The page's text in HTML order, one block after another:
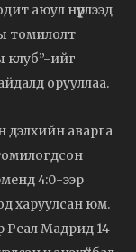
аюул нүүрлээд
томилолт
клуб”-ийг
орууллаа.
дэлхийн аварга
4:0-ээр
харуулсан юм.
Реал Мадрид 14